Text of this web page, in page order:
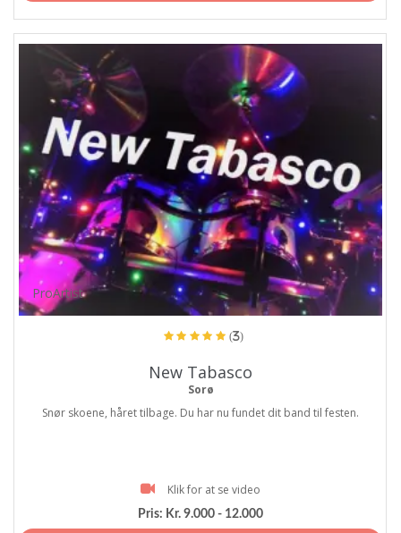
ProArtist
(3)
New Tabasco
Sorø
Snør skoene, håret tilbage. Du har nu fundet dit band til festen.
Klik for at se video
Pris: Kr. 9.000 - 12.000